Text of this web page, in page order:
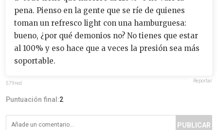
pena. Pienso en la gente que se ríe de quienes
toman un refresco light con una hamburguesa:
bueno, ¿por qué demonios no? No tienes que estar
al 100% y eso hace que a veces la presión sea más
soportable.
579red Reportar
Puntuación final:2
PUBLICAR